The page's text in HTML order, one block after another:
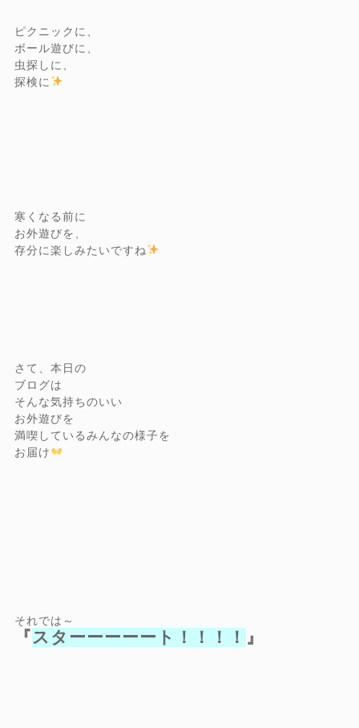
ピクニックに、
ボール遊びに、
虫探しに、
探検に
寒くなる前に
お外遊びを、
存分に楽しみたいですね
さて、本日の
ブログは
そんな気持ちのいい
お外遊びを
満喫しているみんなの様子を
お届け
それでは～
『スターーーーート！！！！ 』